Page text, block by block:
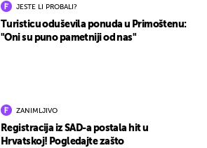
JESTE LI PROBALI?
Turisticu oduševila ponuda u Primoštenu:
"Oni su puno pametniji od nas"
ZANIMLJIVO
Registracija iz SAD-a postala hit u
Hrvatskoj! Pogledajte zašto